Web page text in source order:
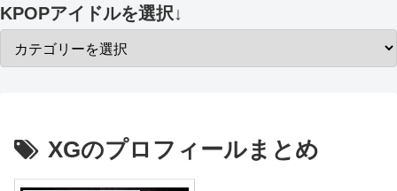
KPOPアイドルを選択↓
XGのプロフィールまとめ